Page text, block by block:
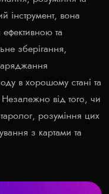
інструмент, вона
та
зберігання,
в хорошому стані та
Незалежно від того, чи
розуміння цих
з картами та